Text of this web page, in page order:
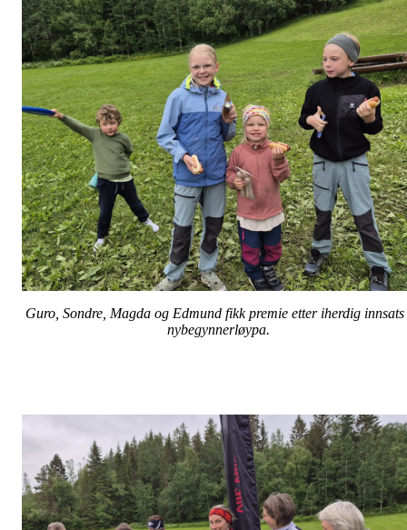
Guro, Sondre, Magda og Edmund fikk premie etter iherdig innsats
nybegynnerløypa.